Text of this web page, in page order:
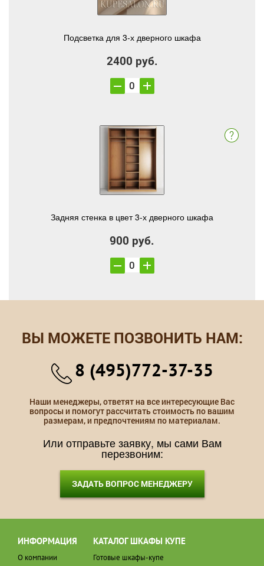
Подсветка для 3-х дверного шкафа
2400 руб.
Задняя стенка в цвет 3-х дверного шкафа
900 руб.
ВЫ МОЖЕТЕ ПОЗВОНИТЬ НАМ:
8 (495)772-37-35
Наши менеджеры, ответят на все интересующие Вас
вопросы и помогут рассчитать стоимость по вашим
размерам, и предпочтениям по материалам.
Или отправьте заявку, мы сами Вам
перезвоним:
ЗАДАТЬ ВОПРОС МЕНЕДЖЕРУ
ИНФОРМАЦИЯ
О компании
КАТАЛОГ ШКАФЫ КУПЕ
Готовые шкафы-купе